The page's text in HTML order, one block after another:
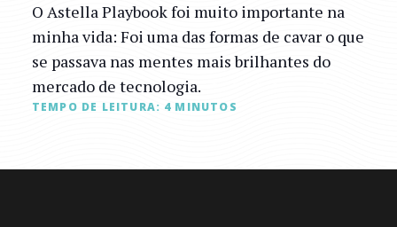
O Astella Playbook foi muito importante na
minha vida: Foi uma das formas de cavar o que
se passava nas mentes mais brilhantes do
mercado de tecnologia.
TEMPO DE LEITURA: 4 MINUTOS